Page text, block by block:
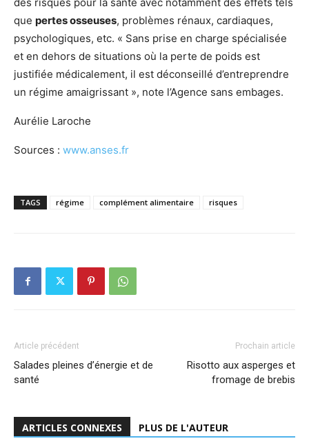
que pertes osseuses, problèmes rénaux, cardiaques,
psychologiques, etc. « Sans prise en charge spécialisée
et en dehors de situations où la perte de poids est
justifiée médicalement, il est déconseillé d’entreprendre
un régime amaigrissant », note l’Agence sans embages.
Aurélie Laroche
Sources : www.anses.fr
TAGS régime complément alimentaire risques
Article précédent
Salades pleines d’énergie et de
santé
Prochain article
Risotto aux asperges et
fromage de brebis
ARTICLES CONNEXES PLUS DE L'AUTEUR